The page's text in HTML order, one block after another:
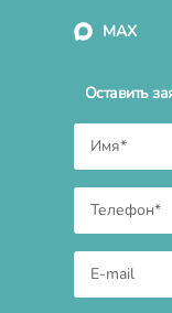
MAX
Оставить